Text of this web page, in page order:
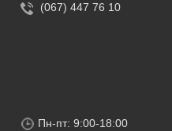
(067) 447 76 10
Пн-пт: 9:00-18:00